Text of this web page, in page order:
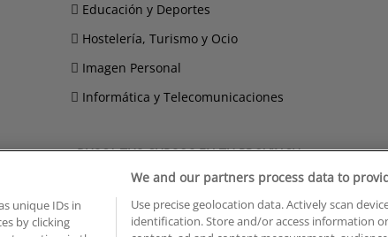
Educación y Deportes
Hostelería, Turismo y Ocio
Imagen Personal
Informática y Telecomunicaciones
BUSCA TUS CURSOS EN TU PROVINCIA
Ciudad Real
Cáceres
Cursos en La Rioja
Cursos en Las Palmas
Cursos en León
unique IDs in
by clicking
We and our partners process data to
Use precise geolocation data. Actively scan
identification. Store and/or access information